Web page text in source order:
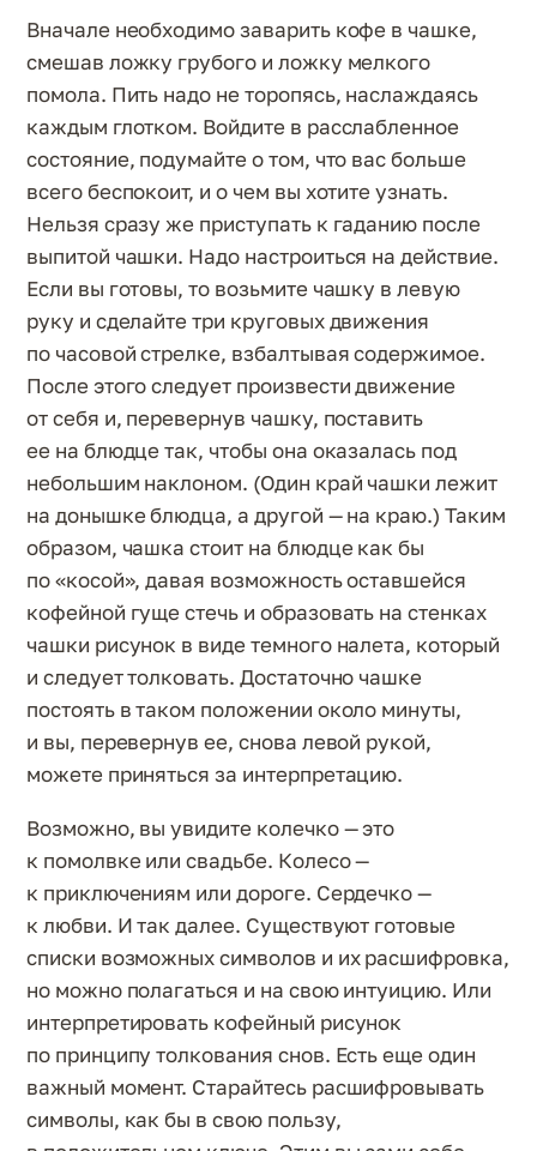
Вначале необходимо заварить кофе в чашке,
смешав ложку грубого и ложку мелкого
помола. Пить надо не торопясь, наслаждаясь
каждым глотком. Войдите в расслабленное
состояние, подумайте о том, что вас больше
всего беспокоит, и о чем вы хотите узнать.
Нельзя сразу же приступать к гаданию после
выпитой чашки. Надо настроиться на действие.
Если вы готовы, то возьмите чашку в левую
руку и сделайте три круговых движения
по часовой стрелке, взбалтывая содержимое.
После этого следует произвести движение
от себя и, перевернув чашку, поставить
ее на блюдце так, чтобы она оказалась под
небольшим наклоном. (Один край чашки лежит
на донышке блюдца, а другой — на краю.) Таким
образом, чашка стоит на блюдце как бы
по «косой», давая возможность оставшейся
кофейной гуще стечь и образовать на стенках
чашки рисунок в виде темного налета, который
и следует толковать. Достаточно чашке
постоять в таком положении около минуты,
и вы, перевернув ее, снова левой рукой,
можете приняться за интерпретацию.
Возможно, вы увидите колечко — это
к помолвке или свадьбе. Колесо —
к приключениям или дороге. Сердечко —
к любви. И так далее. Существуют готовые
списки возможных символов и их расшифровка,
но можно полагаться и на свою интуицию. Или
интерпретировать кофейный рисунок
по принципу толкования снов. Есть еще один
важный момент. Старайтесь расшифровывать
символы, как бы в свою пользу,